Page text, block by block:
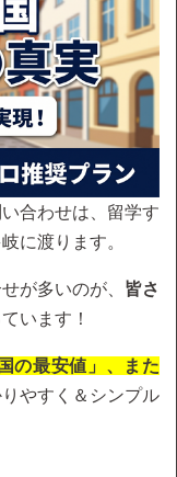
合わせは、留学す
に渡ります。
が多いのが、 皆さ
います！
の最安値」、また
やすく＆シンプル